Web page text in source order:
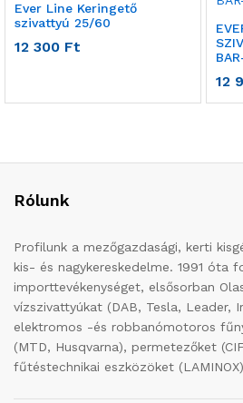
Ever Line Keringető
szivattyú 25/60
12 300 Ft
12
Rólunk
Profilunk a mezőgazdasági, kerti
kis- és nagykereskedelme. 1991 óta
importtevékenységet, elsősorban
vízszivattyúkat (DAB, Tesla, Leader,
elektromos -és robbanómotoros
(MTD, Husqvarna), permetezőket
fűtéstechnikai eszközöket